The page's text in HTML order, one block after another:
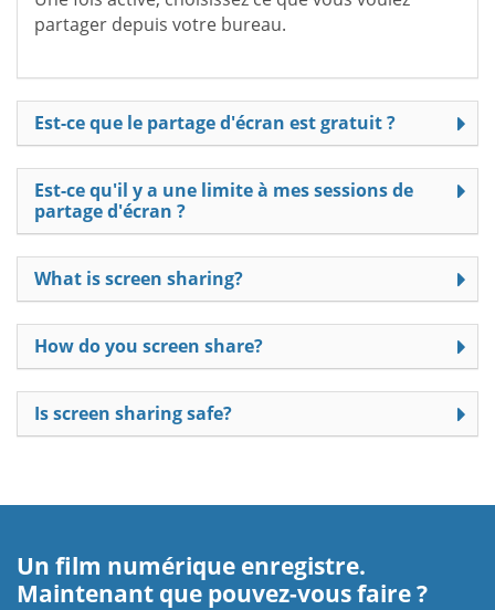
partager depuis votre bureau.
Est-ce que le partage d'écran est gratuit ?
Est-ce qu'il y a une limite à mes sessions de
partage d'écran ?
What is screen sharing?
How do you screen share?
Is screen sharing safe?
Un film numérique enregistre.
Maintenant que pouvez-vous faire ?